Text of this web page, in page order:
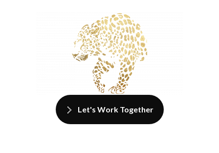
Let's Work Together